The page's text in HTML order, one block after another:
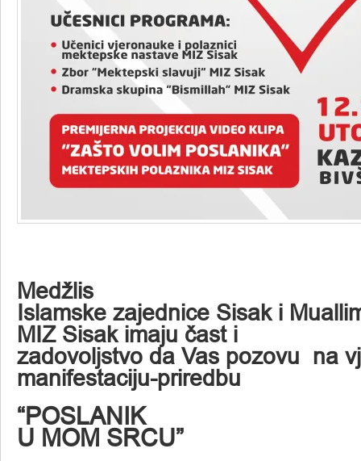
Medžlis
Islamske zajednice Sisak i
MIZ Sisak imaju čast i
zadovoljstvo da Vas pozovu na
manifestaciju-priredbu
“POSLANIK
U MOM SRCU”